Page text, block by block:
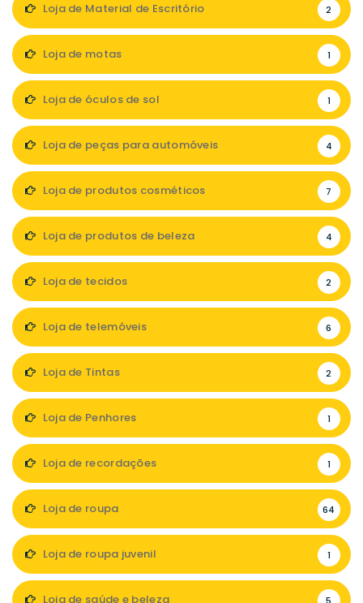
Loja de Material de Escritório 2
Loja de motas 1
Loja de óculos de sol 1
Loja de peças para automóveis 4
Loja de produtos cosméticos 7
Loja de produtos de beleza 4
Loja de tecidos 2
Loja de telemóveis 6
Loja de Tintas 2
Loja de Penhores 1
Loja de recordações 1
Loja de roupa 64
Loja de roupa juvenil 1
Loja de saúde e beleza